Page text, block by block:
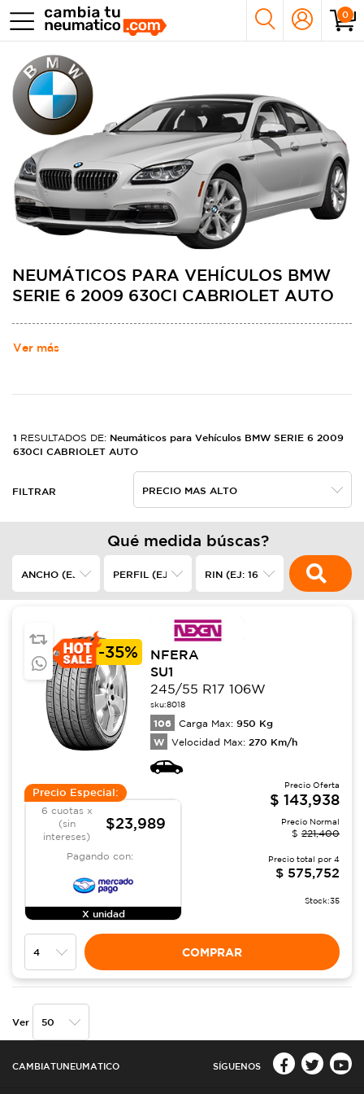
0
NEUMÁTICOS PARA VEHÍCULOS BMW
SERIE 6 2009 630CI CABRIOLET AUTO
Ver más
1 RESULTADOS DE: Neumáticos para Vehículos BMW SERIE 6 2009
630CI CABRIOLET AUTO
FILTRAR
Qué medida búscas?
-35%
NFERA
SU1
245/55 R17 106W
sku:8018
106 Carga Max: 950 Kg
W Velocidad Max: 270 Km/h
Precio Especial:
6 cuotas x
(sin
intereses)
$23,989
Pagando con:
X unidad
Precio Oferta
$ 143,938
Precio Normal
$ 221,400
Precio total por 4
$ 575,752
Stock:35
COMPRAR
Ver
CAMBIATUNEUMATICO SÍGUENOS